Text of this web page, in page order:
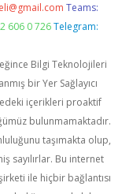
Teams:
606 0 726 Telegram:
Bilgi Teknolojileri
bir Yer Sağlayıcı
içerikleri proaktif
bulunmamaktadır.
taşımakta olup,
sayılırlar. Bu internet
ile hiçbir bağlantısı